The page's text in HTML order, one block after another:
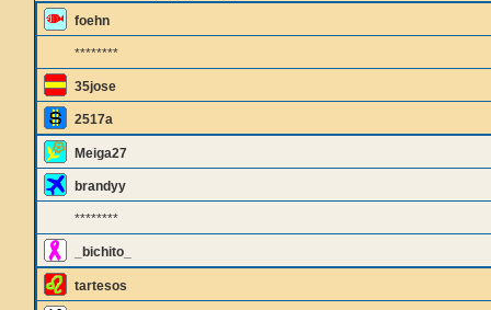
foehn
********
35jose
2517a
Meiga27
brandyy
********
_bichito_
tartesos